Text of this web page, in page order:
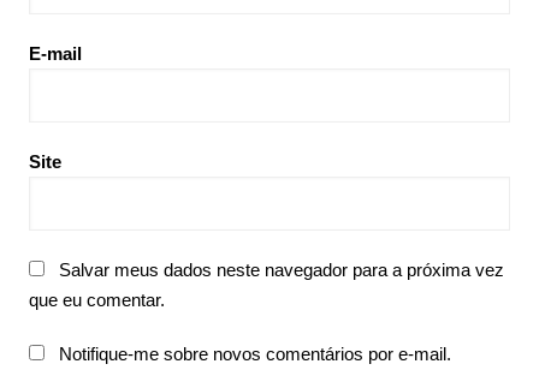
E-mail
Site
Salvar meus dados neste navegador para a próxima vez
que eu comentar.
Notifique-me sobre novos comentários por e-mail.